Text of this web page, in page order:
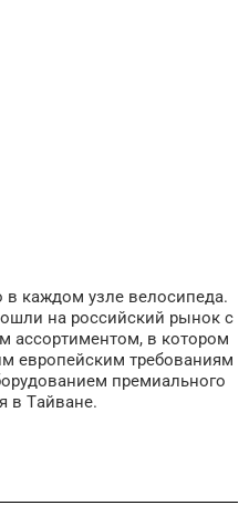
в каждом узле велосипеда.
на российский рынок с
ассортиментом, в котором
европейским требованиям
премиального
в Тайване.